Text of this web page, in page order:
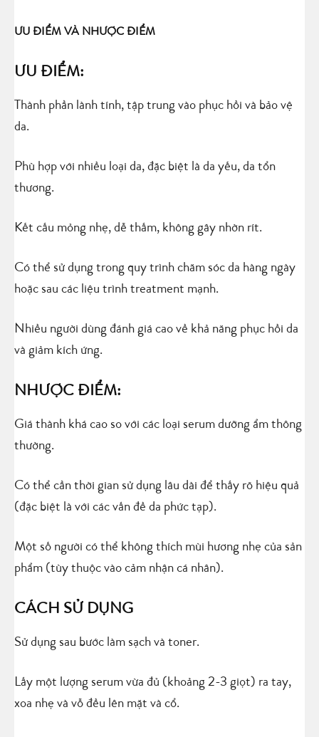
ƯU ĐIỂM VÀ NHƯỢC ĐIỂM
ƯU ĐIỂM:
Thành phần lành tính, tập trung vào phục hồi và bảo vệ
da.
Phù hợp với nhiều loại da, đặc biệt là da yếu, da tổn
thương.
Kết cấu mỏng nhẹ, dễ thấm, không gây nhờn rít.
Có thể sử dụng trong quy trình chăm sóc da hàng ngày
hoặc sau các liệu trình treatment mạnh.
Nhiều người dùng đánh giá cao về khả năng phục hồi da
và giảm kích ứng.
NHƯỢC ĐIỂM:
Giá thành khá cao so với các loại serum dưỡng ẩm thông
thường.
Có thể cần thời gian sử dụng lâu dài để thấy rõ hiệu quả
(đặc biệt là với các vấn đề da phức tạp).
Một số người có thể không thích mùi hương nhẹ của sản
phẩm (tùy thuộc vào cảm nhận cá nhân).
CÁCH SỬ DỤNG
Sử dụng sau bước làm sạch và toner.
Lấy một lượng serum vừa đủ (khoảng 2-3 giọt) ra tay,
xoa nhẹ và vỗ đều lên mặt và cổ.